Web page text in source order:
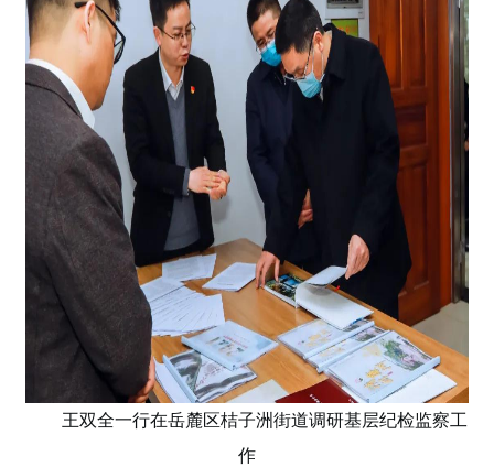
王双全一行在岳麓区桔子洲街道调研基层纪检监察工
作